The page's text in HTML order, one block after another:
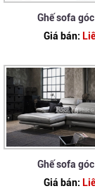
Ghế sofa
Giá bán:
Ghế sofa góc
Giá bán: